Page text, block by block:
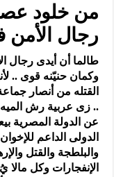
من خلود
رجال
طالما أن أيدى رجال
وكمان حنيّنه قوى ..
القتله من أنصار
.. زى عربية رش
عن الدولة المصرية
الدولى الداعم
والبلطجة والقتل
الإنفجارات وكل